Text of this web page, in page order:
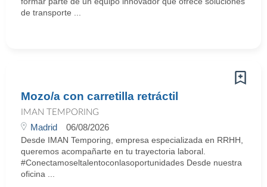
de transporte ...
Mozo/a con carretilla retráctil
IMAN TEMPORING
Madrid 06/08/2026
Desde IMAN Temporing, empresa especializada en RRHH,
queremos acompañarte en tu trayectoria laboral.
#Conectamoseltalentoconlasoportunidades Desde nuestra
oficina ...